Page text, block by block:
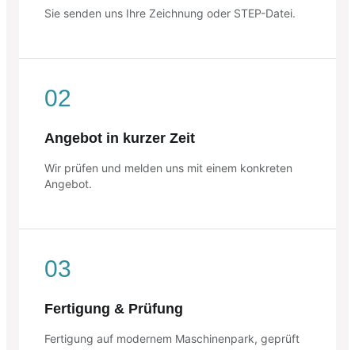
Sie senden uns Ihre Zeichnung oder STEP-Datei.
02
Angebot in kurzer Zeit
Wir prüfen und melden uns mit einem konkreten
Angebot.
03
Fertigung & Prüfung
Fertigung auf modernem Maschinenpark, geprüft